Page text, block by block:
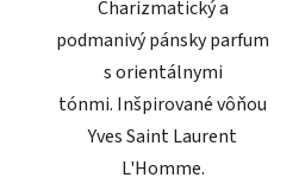
Charizmatický a
podmanivý pánsky parfum
s orientálnymi
tónmi. Inšpirované vôňou
Yves Saint Laurent
L'Homme.